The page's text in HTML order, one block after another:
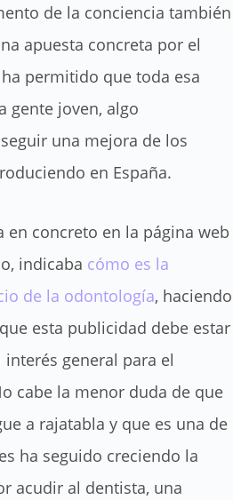
de la conciencia también
apuesta concreta por el
permitido que toda esa
gente joven, algo
una mejora de los
en España.
en concreto en la página web
indicaba cómo es la
de la odontología, haciendo
esta publicidad debe estar
general para el
cabe la menor duda de que
a rajatabla y que es una de
ha seguido creciendo la
acudir al dentista, una